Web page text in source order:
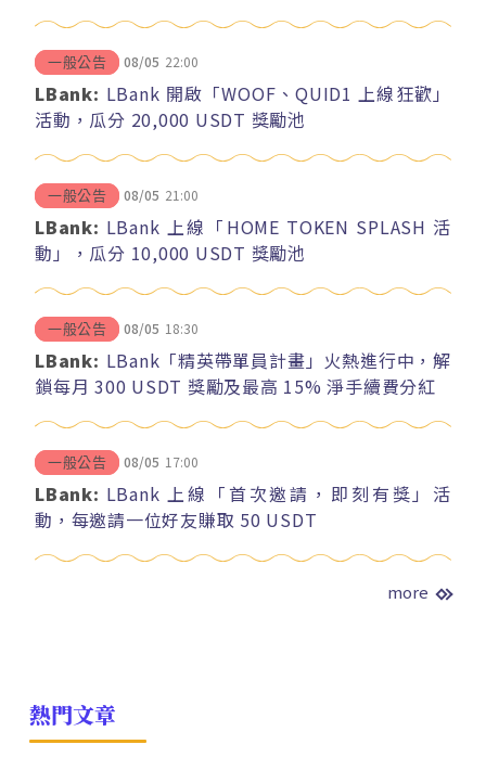
一般公告 08/05 22:00
LBank: LBank 開啟「WOOF、QUID1 上線狂歡」
活動，瓜分 20,000 USDT 獎勵池
一般公告 08/05 21:00
LBank: LBank 上線「HOME TOKEN SPLASH 活
動」，瓜分 10,000 USDT 獎勵池
一般公告 08/05 18:30
LBank: LBank「精英帶單員計畫」火熱進行中，解
鎖每月 300 USDT 獎勵及最高 15% 淨手續費分紅
一般公告 08/05 17:00
LBank: LBank 上線「首次邀請，即刻有獎」活
動，每邀請一位好友賺取 50 USDT
more
熱門文章